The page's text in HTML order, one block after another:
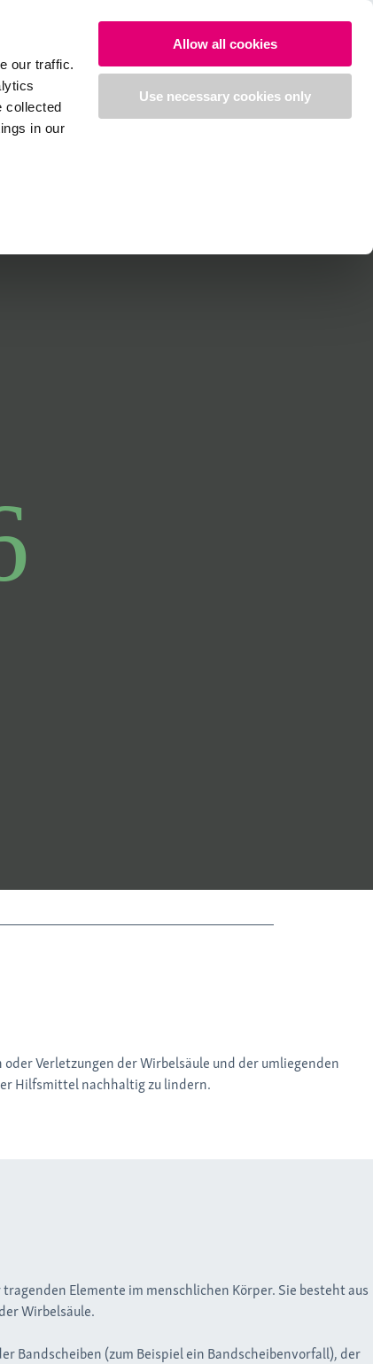
our traffic.
collected
in our
Allow all cookies
Use necessary cookies only
Verletzungen der Wirbelsäule und der umliegenden
Hilfsmittel nachhaltig zu lindern.
Elemente im menschlichen Körper. Sie besteht aus
Wirbelsäule.
Bandscheiben (zum Beispiel ein Bandscheibenvorfall), der